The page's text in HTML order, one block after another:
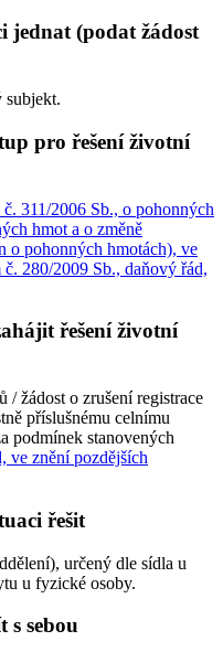
jednat (podat žádost
subjekt.
pro řešení životní
č. 311/2006 Sb., o pohonných
hmot a o změně
o pohonných hmotách), ve
č. 280/2009 Sb., daňový řád,
řešení životní
/ žádost o zrušení registrace
příslušnému celnímu
podmínek stanovených
ve znění pozdějších
řešit
určený dle sídla u
u fyzické osoby.
s sebou